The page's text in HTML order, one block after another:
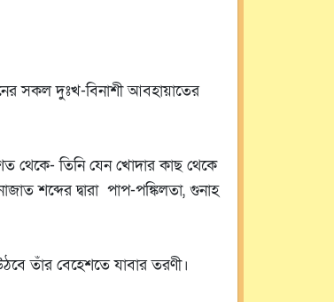
সকল দুঃখ-বিনাশী আবহায়াতের
থেকে- তিনি যেন খোদার কাছ থেকে
শব্দের দ্বারা পাপ-পঙ্কিলতা, গুনাহ
তাঁর বেহেশতে যাবার তরণী।